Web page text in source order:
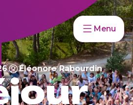
Menu
Éléonore Rabourdin